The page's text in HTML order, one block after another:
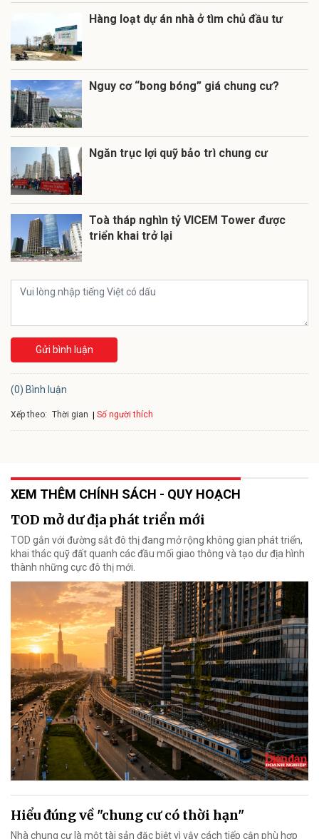
Hàng loạt dự án nhà ở tìm chủ đầu tư
Nguy cơ “bong bóng” giá chung cư?
Ngăn trục lợi quỹ bảo trì chung cư
Toà tháp nghìn tỷ VICEM Tower được
triển khai trở lại
Gửi bình luận
(0) Bình luận
Xếp theo: Thời gian Số người thích
XEM THÊM CHÍNH SÁCH - QUY HOẠCH
TOD mở dư địa phát triển mới
TOD gắn với đường sắt đô thị đang mở rộng không gian phát triển,
khai thác quỹ đất quanh các đầu mối giao thông và tạo dư địa hình
thành những cực đô thị mới.
Hiểu đúng về "chung cư có thời hạn"
Nhà chung cư là một tài sản đặc biệt vì vậy cách tiếp cận phù hợp